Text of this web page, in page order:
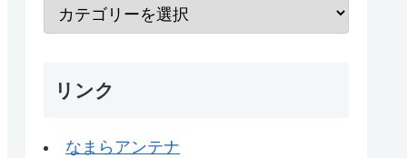
リンク
なまらアンテナ